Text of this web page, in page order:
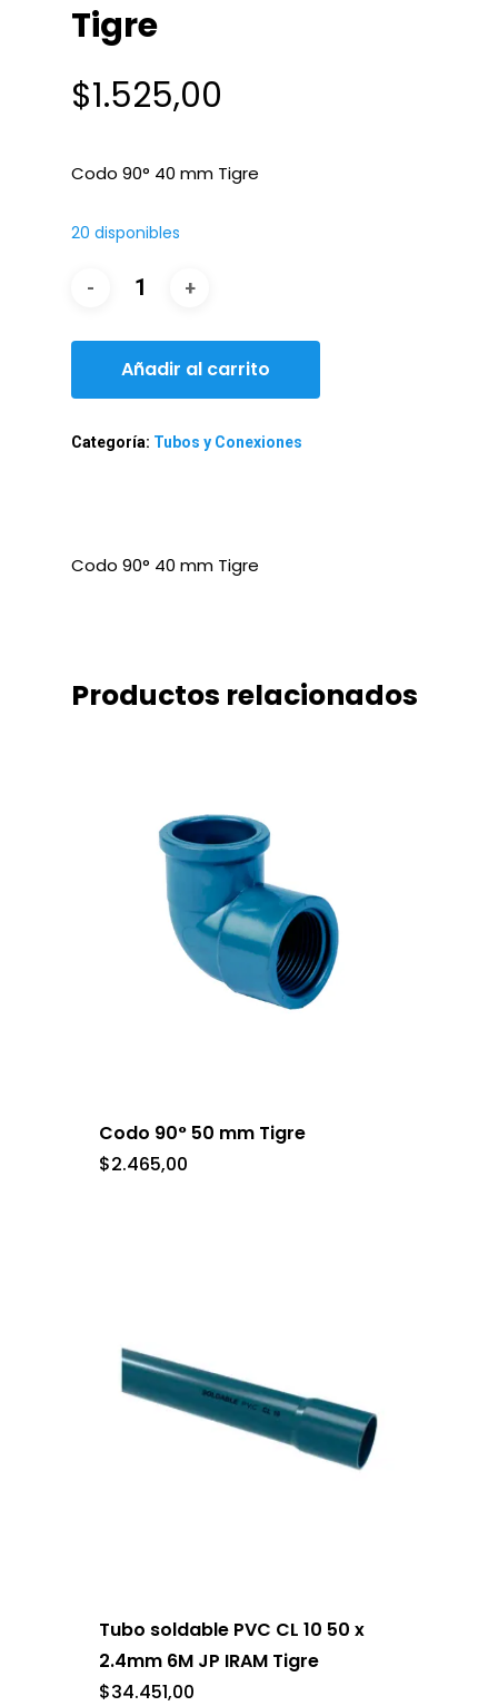
Tigre
$1.525,00
Codo 90° 40 mm Tigre
20 disponibles
Añadir al carrito
Categoría: Tubos y Conexiones
Codo 90° 40 mm Tigre
Productos relacionados
Codo 90° 50 mm Tigre
$2.465,00
Tubo soldable PVC CL 10 50 x
2.4mm 6M JP IRAM Tigre
$34.451,00